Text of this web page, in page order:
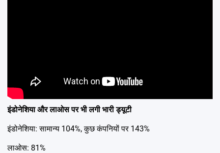
इंडोनेशिया और लाओस पर भी लगी भारी ड्यूटी
इंडोनेशिया: सामान्य 104%, कुछ कंपनियों पर 143%
लाओस: 81%